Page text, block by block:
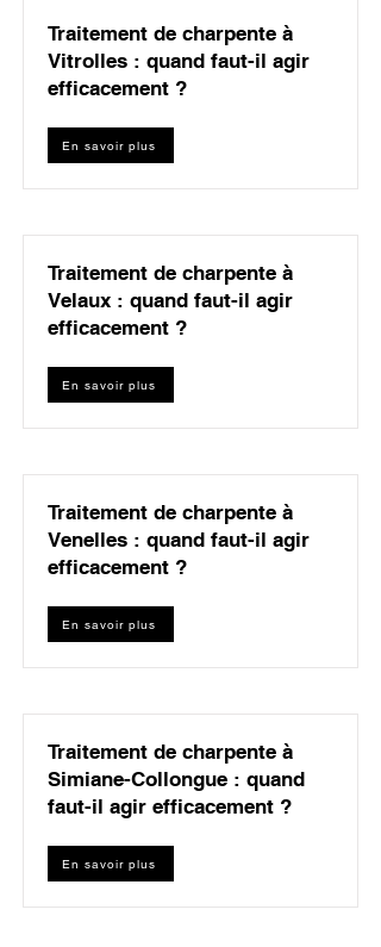
Traitement de charpente à
Vitrolles : quand faut-il agir
efficacement ?
En savoir plus
Traitement de charpente à
Velaux : quand faut-il agir
efficacement ?
En savoir plus
Traitement de charpente à
Venelles : quand faut-il agir
efficacement ?
En savoir plus
Traitement de charpente à
Simiane-Collongue : quand
faut-il agir efficacement ?
En savoir plus